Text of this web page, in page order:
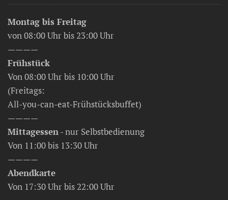
Montag bis Freitag
von 08:00 Uhr bis 23:00 Uhr
————
Frühstück
Von 08:00 Uhr bis 10:00 Uhr
(Freitags:
All-you-can-eat-Frühstücksbuffet)
————
Mittagessen- nur Selbstbedienung
Von 11:00 bis 13:30 Uhr
————
Abendkarte
Von 17:30 Uhr bis 22:00 Uhr